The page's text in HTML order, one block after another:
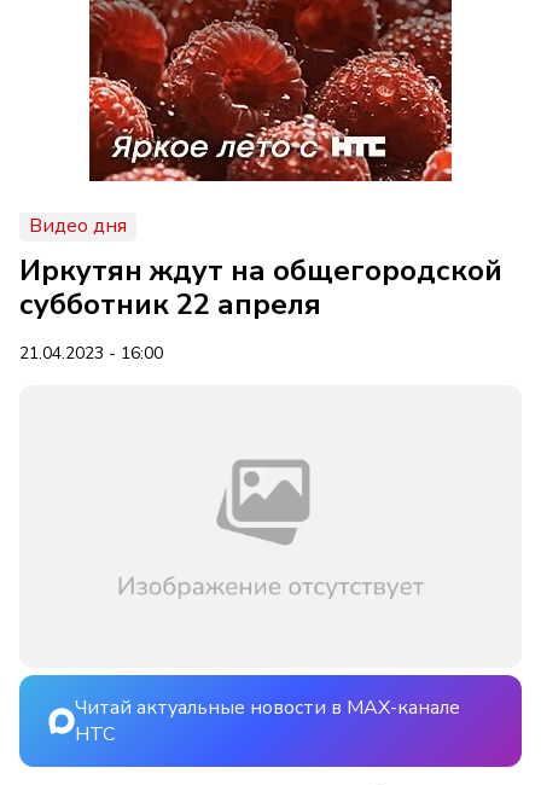
Видео дня
Иркутян ждут на общегородской
субботник 22 апреля
21.04.2023 - 16:00
Читай актуальные новости в MAX-канале
НТС